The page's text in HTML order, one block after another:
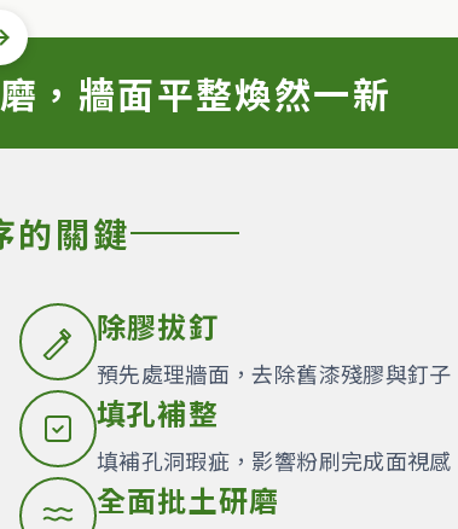
粉刷後
，牆面平整煥然一新
的關鍵
除膠拔釘
預先處理牆面，去除舊漆殘膠與釘子
填孔補整
填補孔洞瑕疵，影響粉刷完成面視感
全面批土研磨